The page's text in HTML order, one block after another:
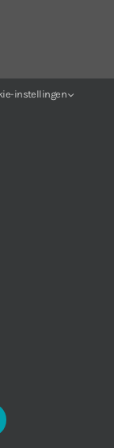
voorbehouden |
instellingen